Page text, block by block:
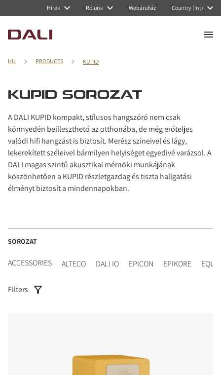
Hírek Rólunk Webáruház Country (Int)
HU PRODUCTS KUPID
KUPID SOROZAT
A DALI KUPID kompakt, stílusos hangszóró nem csak
könnyedén beilleszthető az otthonába, de még erőteljes
valódi hifi hangzást is biztosít. Merész színeivel és lágy,
lekerekített széleivel bármilyen helyiséget egyedivé varázsol. A
DALI magas szintű akusztikai mérnöki munkájának
köszönhetően a KUPID részletgazdag és tiszta hallgatási
élményt biztosít a mindennapokban.
SOROZAT
ACCESSORIES ALTECO DALI IO EPICON EPIKORE EQUI
Filters
Navigated to KUPID sorozat